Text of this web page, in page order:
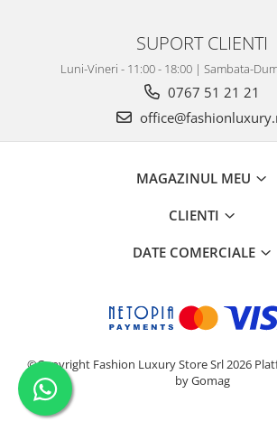
SUPORT CLIENTI
Luni-Vineri - 11:00 - 18:00 | Sambata-
0767 51 21 21
MAGAZINUL MEU
CLIENTI
DATE COMERCIALE
©Copyright Fashion Luxury Store Srl 2026
by Gomag